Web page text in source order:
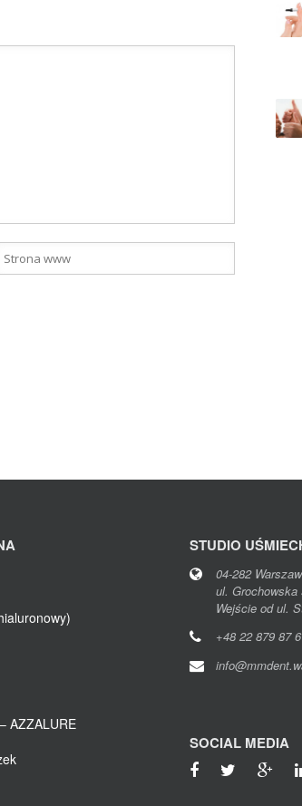
AZZALURE
STUDIO
04-282
ul. Grochowska
Wejście od ul.
+48 22 879 87
SOCIAL MEDIA